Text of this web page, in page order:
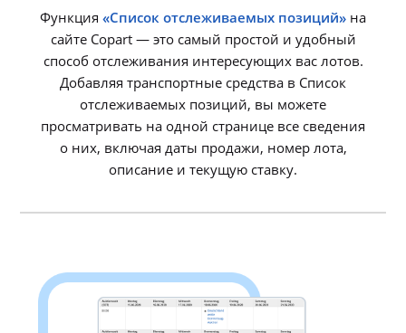
Функция«Список отслеживаемых позиций» на
сайте Copart — это самый простой и удобный
способ отслеживания интересующих вас лотов.
Добавляя транспортные средства в Список
отслеживаемых позиций, вы можете
просматривать на одной странице все сведения
о них, включая даты продажи, номер лота,
описание и текущую ставку.